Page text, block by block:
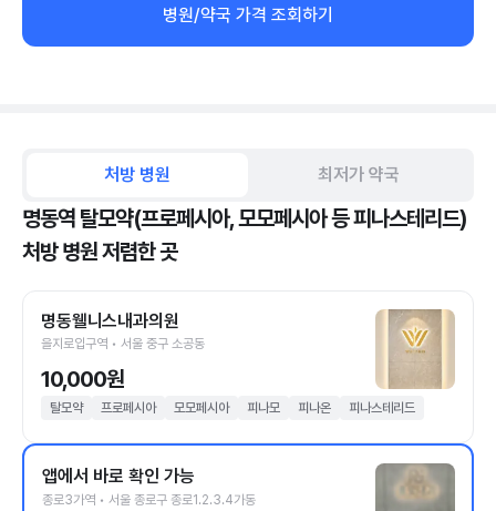
병원/약국 가격 조회하기
처방 병원 최저가 약국
명동역 탈모약(프로페시아, 모모페시아 등 피나스테리드)
처방 병원 저렴한 곳
명동웰니스내과의원
을지로입구역 • 서울 중구 소공동
10,000원
탈모약 프로페시아 모모페시아 피나모 피나온 피나스테리드
앱에서 바로 확인 가능
종로3가역 • 서울 종로구 종로1.2.3.4가동